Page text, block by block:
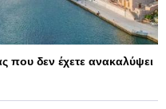
που δεν έχετε ανακαλύψει